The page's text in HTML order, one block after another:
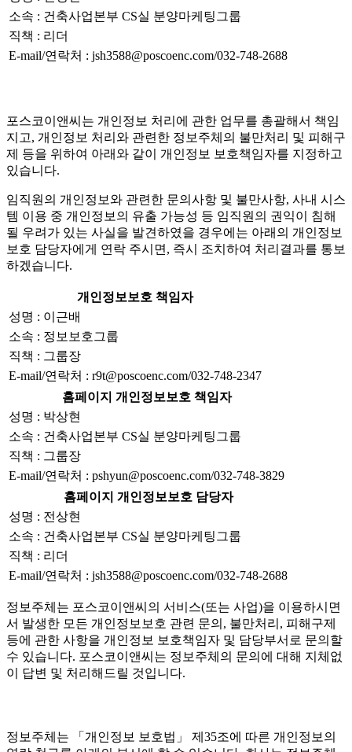
소속 : 건축사업본부 CS실 분양마케팅그룹
직책 : 리더
E-mail/연락처 : jsh3588@poscoenc.com/032-748-2688
포스코이앤씨는 개인정보 처리에 관한 업무를 총괄해서 책임
지고, 개인정보 처리와 관련한 정보주체의 불만처리 및 피해구
제 등을 위하여 아래와 같이 개인정보 보호책임자를 지정하고
있습니다.
임직원의 개인정보와 관련한 문의사항 및 불만사항, 사내 시스
템 이용 중 개인정보의 유출 가능성 등 임직원의 권익이 침해
될 우려가 있는 사실을 발견하였을 경우에는 아래의 개인정보
보호 담당자에게 연락 주시면, 즉시 조치하여 처리결과를 통보
하겠습니다.
개인정보보호 책임자
성명 : 이근배
소속 : 정보보호그룹
직책 : 그룹장
E-mail/연락처 : r9t@poscoenc.com/032-748-2347
홈페이지 개인정보보호 책임자
성명 : 박상현
소속 : 건축사업본부 CS실 분양마케팅그룹
직책 : 그룹장
E-mail/연락처 : pshyun@poscoenc.com/032-748-3829
홈페이지 개인정보보호 담당자
성명 : 전상현
소속 : 건축사업본부 CS실 분양마케팅그룹
직책 : 리더
E-mail/연락처 : jsh3588@poscoenc.com/032-748-2688
정보주체는 포스코이앤씨의 서비스(또는 사업)을 이용하시면
서 발생한 모든 개인정보보호 관련 문의, 불만처리, 피해구제
등에 관한 사항을 개인정보 보호책임자 및 담당부서로 문의할
수 있습니다. 포스코이앤씨는 정보주체의 문의에 대해 지체없
이 답변 및 처리해드릴 것입니다.
정보주체는 「개인정보 보호법」 제35조에 따른 개인정보의